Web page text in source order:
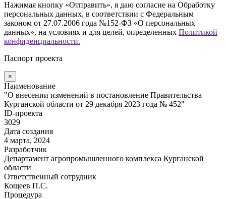
Нажимая кнопку «Отправить», я даю согласие на Обработку
персональных данных, в соответствии с Федеральным
законом от 27.07.2006 года №152-ФЗ «О персональных
данных», на условиях и для целей, определенных Политикой
конфиденциальности.
Паспорт проекта
×
Наименование
"О внесении изменений в постановление Правительства
Курганской области от 29 декабря 2023 года № 452"
ID-проекта
3029
Дата создания
4 марта, 2024
Разработчик
Департамент агропромышленного комплекса Курганской
области
Ответственный сотрудник
Кощеев П.С.
Процедура